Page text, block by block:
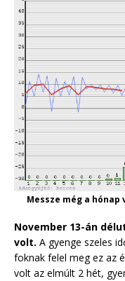
Messze még a
November 13-án
volt. A gyenge szeles
foknak felel meg ez az
volt az elmúlt 2 hét,